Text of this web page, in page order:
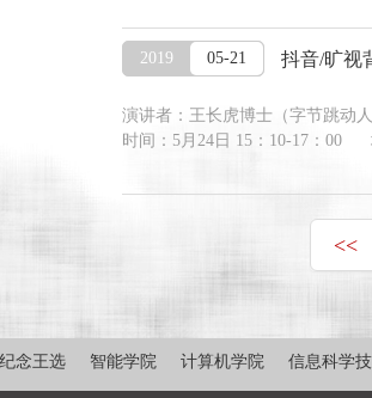
2019 05-21 抖音/旷视
演讲者：王长虎博士（字节跳动
时间：5月24日 15：10-17：00
<<
纪念王选 智能学院 计算机学院 信息科学